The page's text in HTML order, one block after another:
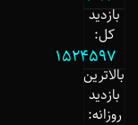
بازدید
کل:
1524597
بالاترین
بازدید
روزانه: